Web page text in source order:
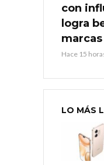
con
logra
marcas
Hace 15
LO MÁS